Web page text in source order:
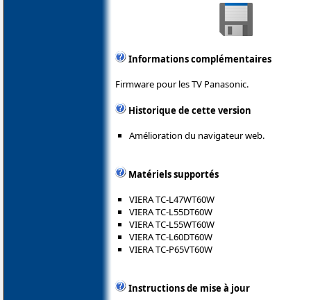
Informations complémentaires
Firmware pour les TV Panasonic.
Historique de cette version
Amélioration du navigateur web.
Matériels supportés
VIERA TC-L47WT60W
VIERA TC-L55DT60W
VIERA TC-L55WT60W
VIERA TC-L60DT60W
VIERA TC-P65VT60W
Instructions de mise à jour